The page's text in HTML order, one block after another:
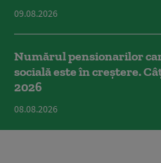
09.08.2026
Numărul pensionarilor
socială este în creștere.
2026
08.08.2026